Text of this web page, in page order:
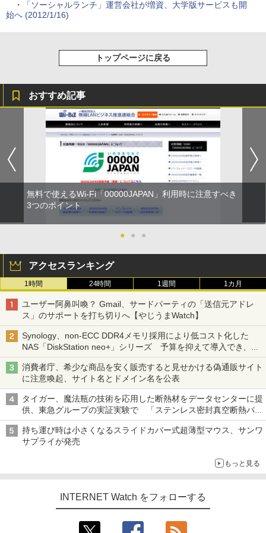
・
「ソーシャルランチ」運営会社が増資、大学版サービスも開
始へ (2012/1/16)
トップページに戻る
おすすめ記事
無料で使えるWi-Fi「00000JAPAN」利用時に注意すべき
3つのポイント
● ● ●
アクセスランキング
1時間 24時間 1週間 1カ月
ユーザー阿鼻叫喚？ Gmail、サードパーティの「送信元アドレ
ス」のサポートを打ち切りへ【やじうまWatch】
Synology、non-ECC DDR4メモリ採用により低コスト化した
NAS「DiskStation neo+」シリーズ 予算を抑えて導入でき、
ECCメモリへのアップグレードも可能
消費者庁、希少な商品を安く販売すると見せかける偽通販サイト
に注意喚起、サイト名とドメイン名を公表
タイガー、魔法瓶の技術を応用した断熱材をデータセンターに提
供、東急グループの実証実験で 「ステンレス密封真空断熱パネ
ル TIVIP」
持ち運び時は小さくなるスライドカバー式超薄型マウス、サンワ
サプライが発売
もっと見る
INTERNET Watch をフォローする